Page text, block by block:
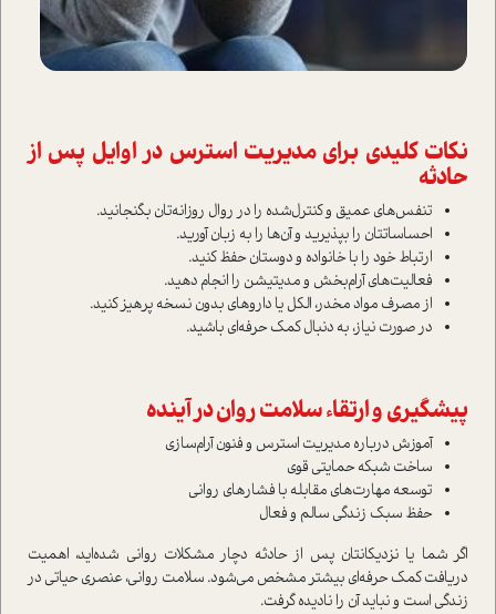
نکات کلیدی برای مدیریت استرس در اوایل پس از
حادثه
تنفس‌های عمیق و کنترل‌شده را در روال روزانه‌تان بگنجانید.
احساساتتان را بپذیرید و آن‌ها را به زبان آورید.
ارتباط خود را با خانواده و دوستان حفظ کنید.
فعالیت‌های آرام‌بخش و مدیتیشن را انجام دهید.
از مصرف مواد مخدر، الکل یا داروهای بدون نسخه پرهیز کنید.
در صورت نیاز، به دنبال کمک حرفه‌ای باشید.
پیشگیری و ارتقاء سلامت روان در آینده
آموزش درباره مدیریت استرس و فنون آرام‌سازی
ساخت شبکه حمایتی قوی
توسعه مهارت‌های مقابله با فشارهای روانی
حفظ سبک زندگی سالم و فعال
اگر شما یا نزدیکانتان پس از حادثه دچار مشکلات روانی شده‌اید، اهمیت
دریافت کمک حرفه‌ای بیشتر مشخص می‌شود. سلامت روانی، عنصری حیاتی در
زندگی است و نباید آن را نادیده گرفت.